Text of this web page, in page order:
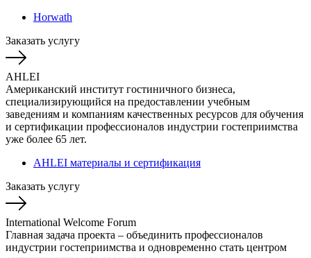
Horwath
Заказать услугу
AHLEI
Американский институт гостиничного бизнеса,
специализирующийся на предоставлении учебным
заведениям и компаниям качественных ресурсов для обучения
и сертификации профессионалов индустрии гостеприимства
уже более 65 лет.
AHLEI материалы и сертификация
Заказать услугу
International Welcome Forum
Главная задача проекта – объединить профессионалов
индустрии гостеприимства и одновременно стать центром